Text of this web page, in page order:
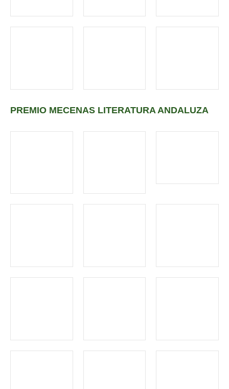
PREMIO MECENAS LITERATURA ANDALUZA